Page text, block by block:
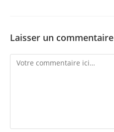
Laisser un commentaire
Comment